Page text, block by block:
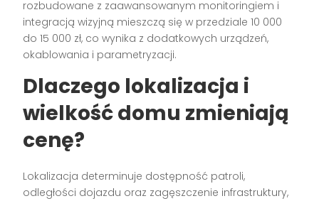
rozbudowane z zaawansowanym monitoringiem i
integracją wizyjną mieszczą się w przedziale 10 000
do 15 000 zł, co wynika z dodatkowych urządzeń,
okablowania i parametryzacji.
Dlaczego lokalizacja i
wielkość domu zmieniają
cenę?
Lokalizacja determinuje dostępność patroli,
odległości dojazdu oraz zagęszczenie infrastruktury,